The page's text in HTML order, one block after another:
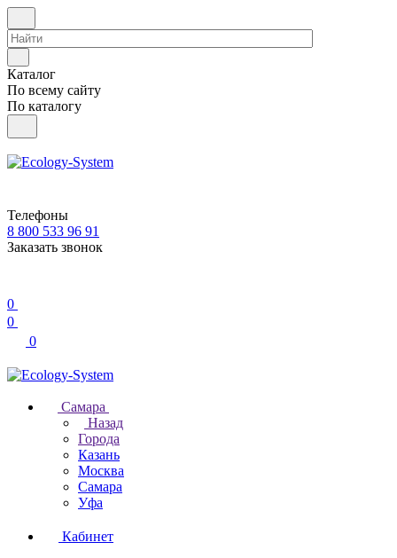
Каталог
По всему сайту
По каталогу
Телефоны
8 800 533 96 91
Заказать звонок
0
0
0
Самара
Назад
Города
Казань
Москва
Самара
Уфа
Кабинет